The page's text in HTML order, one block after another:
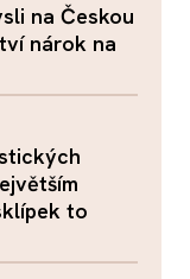
na Českou
nárok na
to